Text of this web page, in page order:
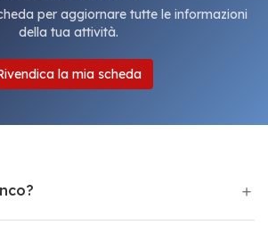
per aggiornare tutte le informazioni
della tua attività.
la mia scheda